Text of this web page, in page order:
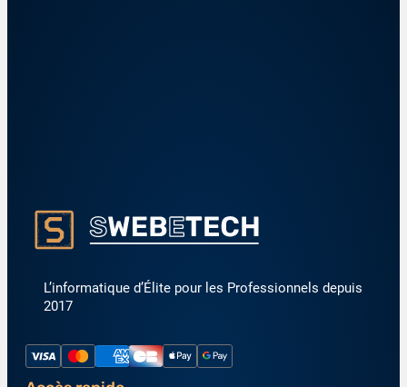
L’informatique d’Élite pour les Professionnels depuis
2017